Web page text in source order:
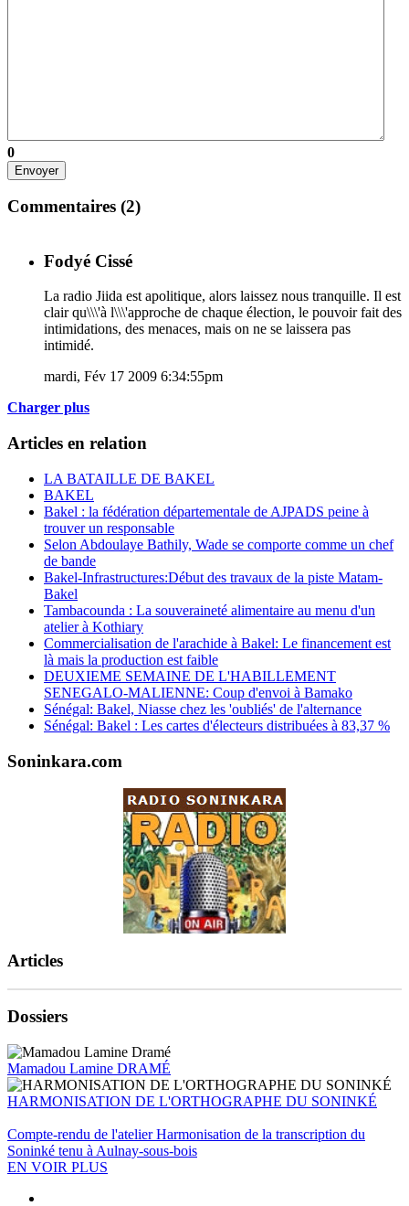
0
Envoyer
Commentaires (2)
Fodyé Cissé
La radio Jiida est apolitique, alors laissez nous tranquille. Il est
clair qu\\\'à l\\\'approche de chaque élection, le pouvoir fait des
intimidations, des menaces, mais on ne se laissera pas
intimidé.
mardi, Fév 17 2009 6:34:55pm
Charger plus
Articles en relation
LA BATAILLE DE BAKEL
BAKEL
Bakel : la fédération départementale de AJPADS peine à
trouver un responsable
Selon Abdoulaye Bathily, Wade se comporte comme un chef
de bande
Bakel-Infrastructures:Début des travaux de la piste Matam-
Bakel
Tambacounda : La souveraineté alimentaire au menu d'un
atelier à Kothiary
Commercialisation de l'arachide à Bakel: Le financement est
là mais la production est faible
DEUXIEME SEMAINE DE L'HABILLEMENT
SENEGALO-MALIENNE: Coup d'envoi à Bamako
Sénégal: Bakel, Niasse chez les 'oubliés' de l'alternance
Sénégal: Bakel : Les cartes d'électeurs distribuées à 83,37 %
Soninkara.com
Articles
Dossiers
Mamadou Lamine DRAMÉ
HARMONISATION DE L'ORTHOGRAPHE DU SONINKÉ
Compte-rendu de l'atelier Harmonisation de la transcription du
Soninké tenu à Aulnay-sous-bois
EN VOIR PLUS